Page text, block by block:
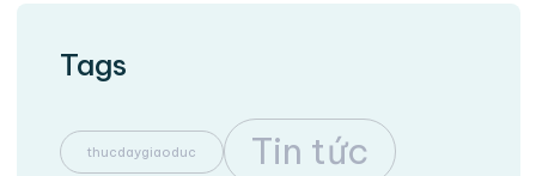
Tags
thucdaygiaoduc Tin tức